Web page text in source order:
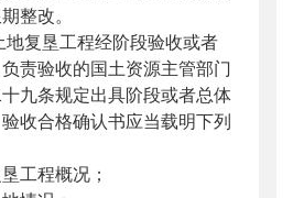
整改。
复垦工程经阶段验收或者
责验收的国土资源主管部门
九条规定出具阶段或者总体
收合格确认书应当载明下列
程概况；